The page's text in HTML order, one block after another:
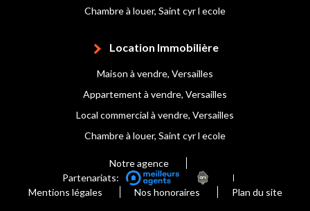
Chambre à louer, Saint cyr l ecole
Location Immobilière
Maison à vendre, Versailles
Appartement à vendre, Versailles
Local commercial à vendre, Versailles
Chambre à louer, Saint cyr l ecole
Notre agence
Partenariats:
Mentions légales
Nos honoraires Plan du site